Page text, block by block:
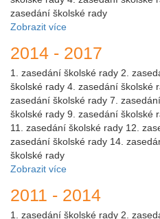
zasedání školské rady
Zobrazit více
2014 - 2017
1. zasedání školské rady 2.
školské rady 4. zasedání školské
zasedání školské rady 7.
školské rady 9. zasedání školské
11. zasedání školské rady 12.
zasedání školské rady 14.
školské rady
Zobrazit více
2011 - 2014
1. zasedání školské rady 2.